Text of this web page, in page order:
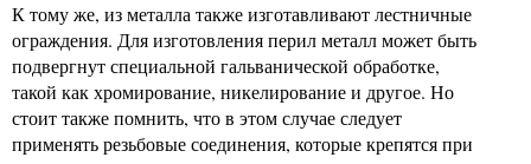
К тому же, из металла также изготавливают лестничные
ограждения. Для изготовления перил металл может быть
подвергнут специальной гальванической обработке,
такой как хромирование, никелирование и другое. Но
стоит также помнить, что в этом случае следует
применять резьбовые соединения, которые крепятся при